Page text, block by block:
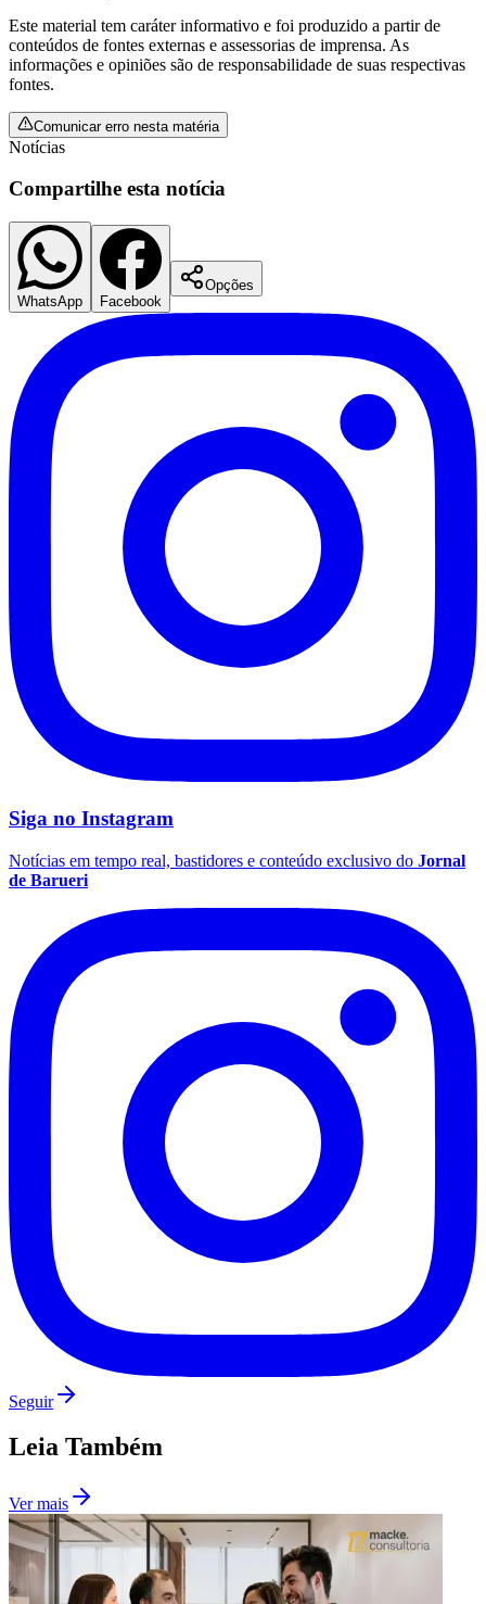
Flamengo
Fluminense
Vasco
Este material tem caráter informativo e foi produzido a partir de
conteúdos de fontes externas e assessorias de imprensa. As
informações e opiniões são de responsabilidade de suas respectivas
fontes.
Comunicar erro nesta matéria
Notícias
Compartilhe esta notícia
WhatsApp Facebook
Opções
Siga no Instagram
Notícias em tempo real, bastidores e conteúdo exclusivo do Jornal
de Barueri
Seguir
Leia Também
Ver mais